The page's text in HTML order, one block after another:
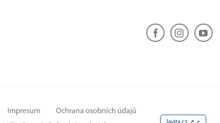
Impresum
Ochrana osobních údajů